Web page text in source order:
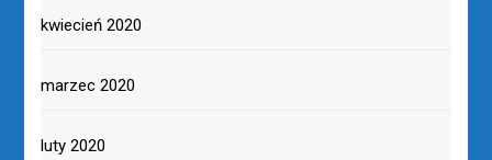
kwiecień 2020
marzec 2020
luty 2020